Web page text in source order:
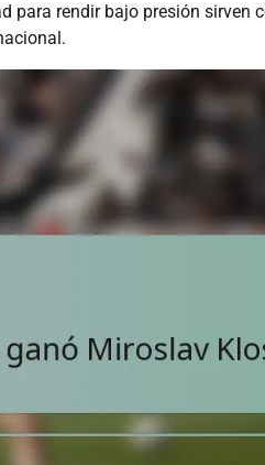
para rendir bajo presión sirven